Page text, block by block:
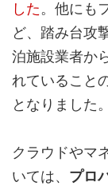
した。他にも
ど、踏み台攻
泊施設業者か
れていること
となりました。
クラウドやマ
いては、 プロ